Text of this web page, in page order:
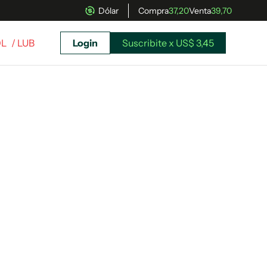
Dólar Compra37,20Venta39,70
/ LUB Login Suscribite x US$ 3,45